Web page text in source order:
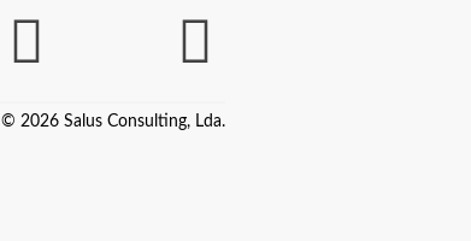
© 2026 Salus Consulting, Lda.